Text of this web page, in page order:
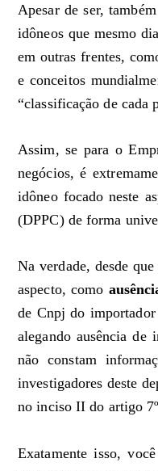
Apesar de ser,
idôneos que mesmo
em outras frentes,
e conceitos
“classificação de
Assim, se para o
negócios, é
idôneo focado neste
(DPPC) de forma
Na verdade, desde
aspecto, como
de Cnpj do importador
alegando ausência de
não constam
investigadores deste
no inciso II do artigo
Exatamente isso,